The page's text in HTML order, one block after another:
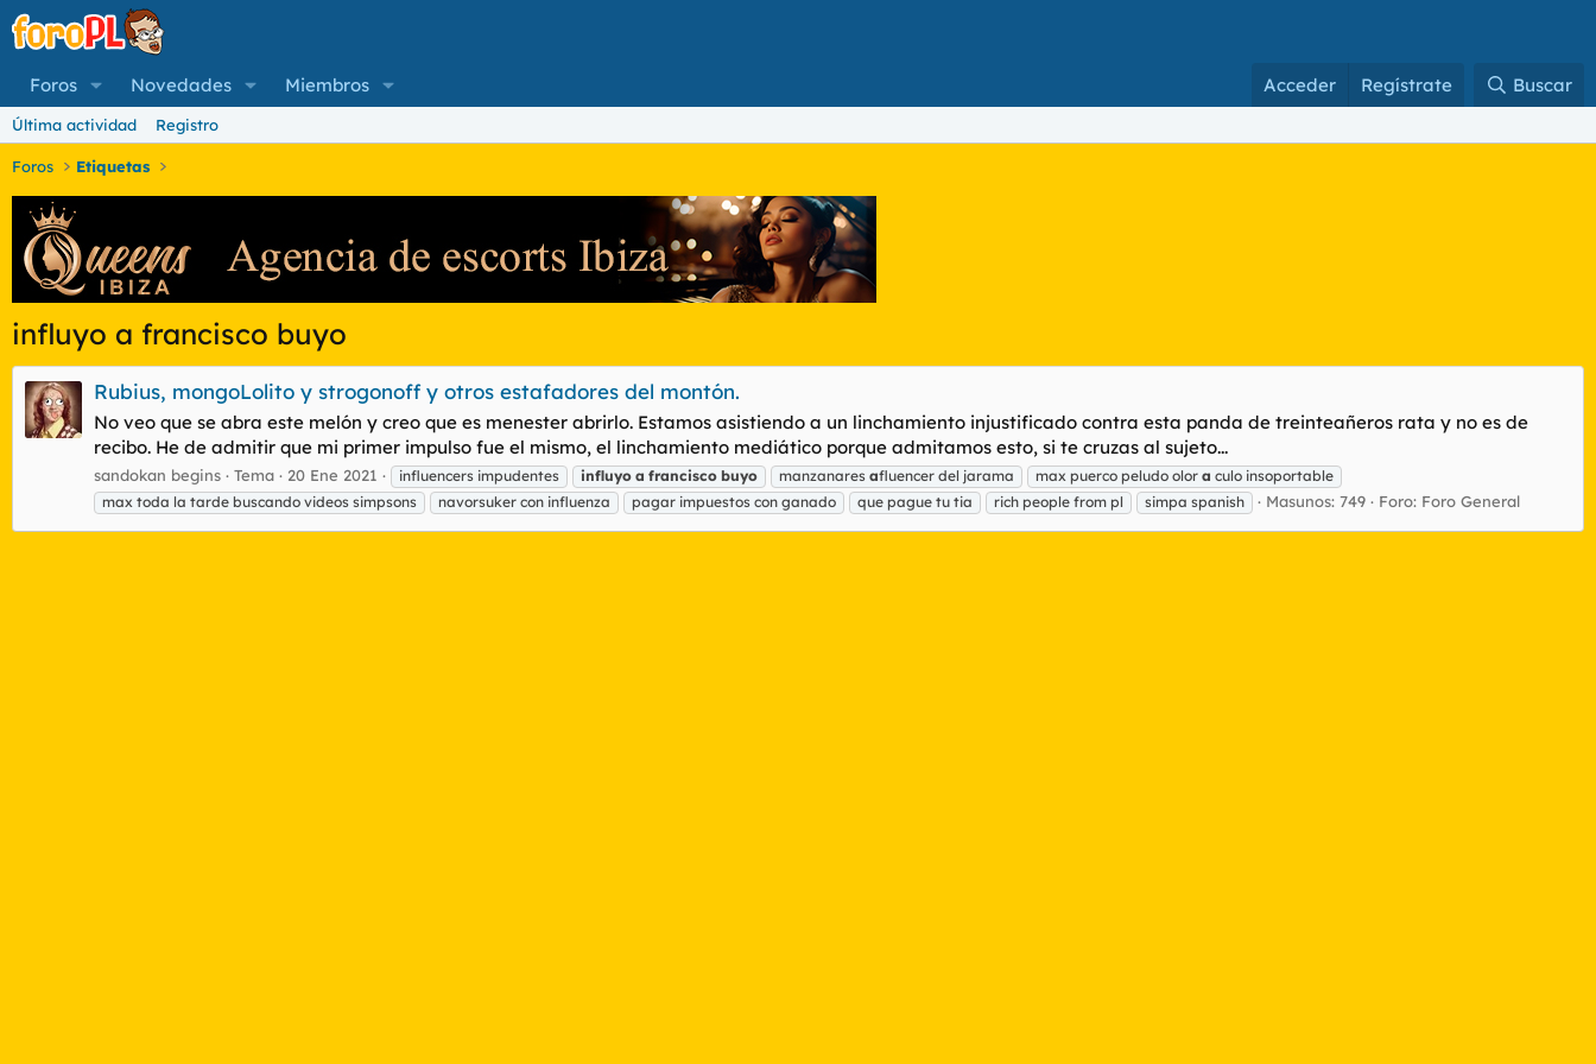
Foros Novedades Miembros Acceder Regístrate Buscar
Última actividad Registro
Foros Etiquetas
influyo a francisco buyo
Rubius, mongoLolito y strogonoff y otros estafadores del montón.
No veo que se abra este melón y creo que es menester abrirlo. Estamos asistiendo a un linchamiento injustificado contra esta panda de treinteañeros rata y no es de
recibo. He de admitir que mi primer impulso fue el mismo, el linchamiento mediático porque admitamos esto, si te cruzas al sujeto...
sandokan begins Tema 20 Ene 2021 influencers impudentes influyo a francisco buyo manzanares afluencer del jarama max puerco peludo olor a culo insoportable
max toda la tarde buscando videos simpsons
navorsuker con influenza pagar impuestos con ganado que pague tu tia rich people from pl simpa spanish Masunos: 749 Foro: Foro General